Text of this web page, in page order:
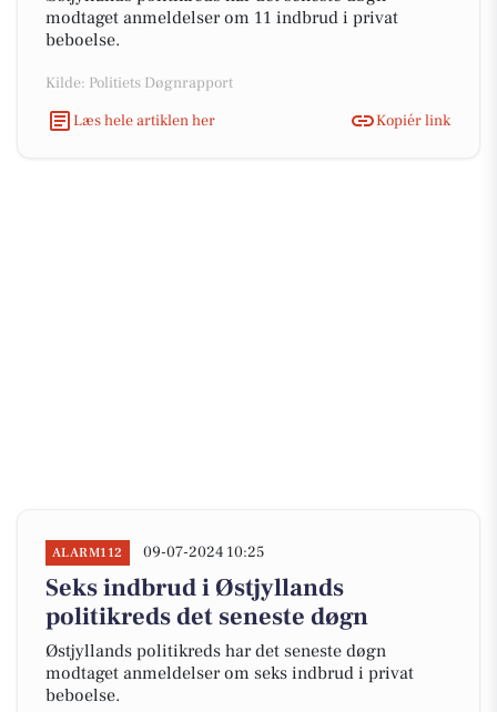
modtaget anmeldelser om 11 indbrud i privat
beboelse.
Kilde: Politiets Døgnrapport
Læs hele artiklen her
Kopiér link
ALARM112 09-07-2024 10:25
Seks indbrud i Østjyllands
politikreds det seneste døgn
Østjyllands politikreds har det seneste døgn
modtaget anmeldelser om seks indbrud i privat
beboelse.